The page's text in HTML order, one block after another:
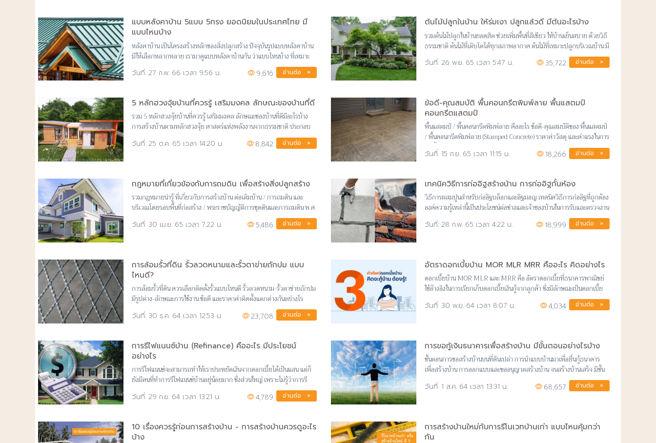
แบบหลังคาบ้าน 5แบบ 5ทรง ยอดนิยมในประเทศไทย มี
แบบไหนบ้าง
หลังคาบ้าน เป็นโครงสร้างหลักของสิ่งปลูกสร้าง ปัจจุบันรูปแบบหลังคาบ้าน
มีให้เลือกหลากหลาย เรามาดูแบบหลังคาบ้านกัน ว่าแบบไหนบ้าง ที่เหมาะ
กับสภาพภูมิอากาศบ้านเรา
27 ก.พ. 66 เวลา 9:56 น. 9,616 อ่านต่อ »
ต้นไม้ปลูกในบ้าน ให้ร่มเงา ปลูกแล้วดี มีต้นอะไรบ้าง
รวมต้นไม้ปลูกในบ้านยอดฮิต ช่วยเพิ่มพื้นที่สีเขียว ให้บ้านเย็นสบาย ด้วยวิธี
ธรรมชาติ ต้นไม้ที่เติบโตได้ทุกสภาพอากาศ ต้นไม้ที่เหมาะปลูกบริเวณบ้าน มี
ต้นอะไรบ้าง
26 พ.ย. 65 เวลา 5:47 น. 35,722 อ่านต่อ »
5 หลักฮวงจุ้ยบ้านที่ควรรู้ เสริมมงคล ลักษณะของบ้านที่ดี
รวม 5 หลักฮวงจุ้ยบ้านที่ควรรู้ เสริมมงคล ลักษณะของบ้านที่ดีมีอะไรบ้าง
การสร้างบ้านตามหลักฮวงจุ้ย ศาสตร์แห่งพลังงานจากธรรมชาติ ประกอบ
ด้วยอะไรบ้าง มาดูกัน
25 ต.ค. 65 เวลา 14:20 น. 8,842 อ่านต่อ »
ข้อดี-คุณสมบัติ พื้นคอนกรีตพิมพ์ลาย พื้นแสตมป์
คอนกรีตแสตมป์
พื้นแสตมป์ / พื้นคอนกรีตพิมพ์ลาย คืออะไร ข้อดี-คุณสมบัติของ พื้นแสตมป์
/ พื้นคอนกรีตพิมพ์ลาย (Stamped Concrete) ราคาค่าวัสดุ และค่าแรงในการ
ทำพื้นแสตมป์
15 ก.ย. 65 เวลา 11:15 น. 18,266 อ่านต่อ »
กฎหมายที่เกี่ยวข้องกับการถมดิน เพื่อสร้างสิ่งปลูกสร้าง
รวมกฎหมายน่ารู้ ที่เกี่ยวกับการสร้างบ้าน ต่อเติมบ้าน / การถมดิน และ
บริเวณโดยรอบพื้นที่ก่อสร้าง / พระราชบัญญัติการขุดดินและการถมดิน พ.ศ.
2543
30 เม.ย. 65 เวลา 7:22 น. 5,486 อ่านต่อ »
เทคนิควิธีการก่ออิฐสร้างบ้าน การก่ออิฐกั้นห้อง
วิธีการผสมปูนสำหรับก่ออิฐบล็อกและอิฐมอญ เทคนิควิธีการก่ออิฐที่ถูกต้อง
องค์ความรู้เหล่านี้เป็นประโยชน์ต่อช่างและเจ้าของบ้านในการรับและตรวจงาน
อาคารของตนเอง
28 ก.พ. 65 เวลา 4:22 น. 18,999 อ่านต่อ »
การล้อมรั้วที่ดิน รั้วลวดหนามและรั้วตาข่ายถักปม แบบ
ไหนดี?
การล้อมรั้วที่ดิน ควรเลือกติดตั้งรั้วแบบไหนดี รั้วลวดหนาม-รั้วตาข่ายถักปม
มีรูปต่าง-ลักษณะการใช้งาน ข้อดี และราคาค่าติดตั้งแตกต่างกันอย่างไร
30 ธ.ค. 64 เวลา 12:53 น. 23,708 อ่านต่อ »
อัตราดอกเบี้ยบ้าน MOR MLR MRR คืออะไร คิดอย่างไร
ดอกเบี้ยบ้าน MOR MLR และ MRR คือ อัตราดอกเบี้ยที่ธนาคารพาณิชย์
ใช้อ้างอิงในการเรียกเก็บดอกเบี้ยเงินกู้จากลูกค้า ซึ่งมีลักษณะเป็นดอกเบี้ย
ลอยตัว
30 พ.ย. 64 เวลา 8:07 น. 4,034 อ่านต่อ »
การรีไฟแนนซ์บ้าน (Refinance) คืออะไร มีประโยชน์
อย่างไร
การรีไฟแนนซ์จะสามารถทำให้เราประหยัดเงินจากดอกเบี้ยได้เป็นแสน แต่ก็
ยังมีคนที่ทำการรีไฟแนนซ์บ้านอยู่น้อยมาก ซึ่งส่วนใหญ่ เพราะไม่รู้ว่าการรี
ไฟแนนซ์ทำอย่างไร
29 ก.ย. 64 เวลา 13:21 น. 4,789 อ่านต่อ »
การขอกู้เงินธนาคารเพื่อสร้างบ้าน มีขั้นตอนอย่างไรบ้าง
ขั้นตอนการขอสร้างบ้านบนที่ดินเปล่า การนำแบบบ้านมาเพื่อยื่นกู้ธนาคาร
เพื่อสร้างบ้าน การออกแบบและขออนุญาตสร้างบ้าน จนสร้างบ้านเสร็จ มีขั้น
ตอนอย่างไรบ้าง
1 ส.ค. 64 เวลา 13:31 น. 68,657 อ่านต่อ »
10 เรื่องควรรู้ก่อนการสร้างบ้าน - การสร้างบ้านควรดูอะไร
บ้าง
การสร้างบ้านใหม่กับการรีโนเวทบ้านเก่า แบบไหนคุ้มกว่า
กัน